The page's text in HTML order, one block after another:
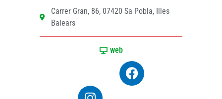
Carrer Gran, 86, 07420 Sa Pobla, Illes
Balears
web